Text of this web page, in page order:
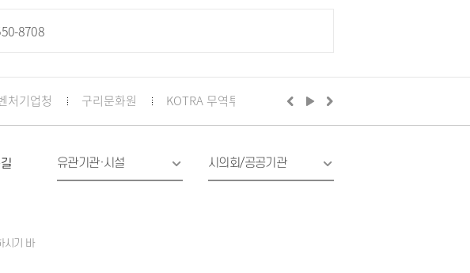
8708
처기업청 구리문화원 KOTRA 무역투자24 구리시의회
시기 바
유관기관·시설 시의회/공공기관